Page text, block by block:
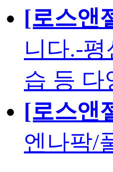
[로스앤
니다.-
습 등 다
[로스앤
엔나팍/